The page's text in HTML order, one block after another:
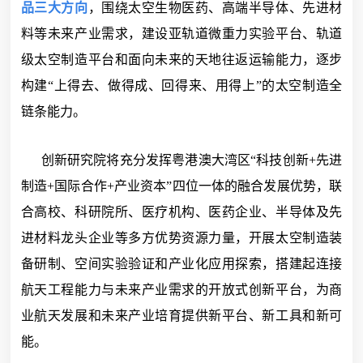
品三大方向 ，围绕太空生物医药、高端半导体、先进材
料等未来产业需求，建设亚轨道微重力实验平台、轨道
级太空制造平台和面向未来的天地往返运输能力，逐步
构建“上得去、做得成、回得来、用得上”的太空制造全
链条能力。
创新研究院将充分发挥粤港澳大湾区“科技创新+先进
制造+国际合作+产业资本”四位一体的融合发展优势，联
合高校、科研院所、医疗机构、医药企业、半导体及先
进材料龙头企业等多方优势资源力量，开展太空制造装
备研制、空间实验验证和产业化应用探索，搭建起连接
航天工程能力与未来产业需求的开放式创新平台，为商
业航天发展和未来产业培育提供新平台、新工具和新可
能。